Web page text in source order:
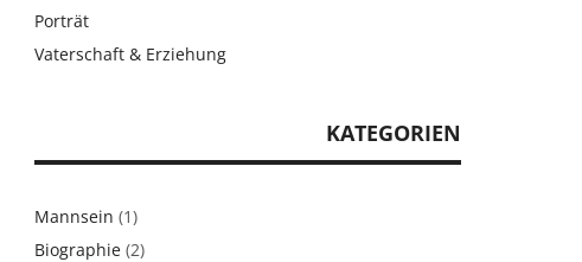
Porträt
Vaterschaft & Erziehung
KATEGORIEN
Mannsein (1)
Biographie (2)